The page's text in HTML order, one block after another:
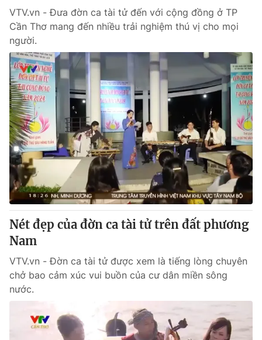
Liên hệ tòa soạn English
THỜI BÁO VTV
Theo dõi báo trên
Cơ quan chủ quản: Đài Truyền hình Việt Nam
Cơ quan báo chí:Thời báo VTV
Giấy phép hoạt động báo in và báo điện tử số 483/GP-BTTTT
cấp ngày 29/12/2023
Tổng Biên tập:Vũ Thanh Thủy
Phó Tổng Biên tập:Nguyễn Thị Mỹ Hạnh, Phạm Quốc Thắng,
Nguyễn Trọng Ninh
Tổng đài VTV:
024.38 355 931 - 024.38 355 932
Ðiện thoại Thời báo VTV: 024.66 897 897
Email:
Liên hệ quảng cáo:
024-7300.7108
VTV.vn - Đưa đờn ca tài tử đến với cộng đồng ở TP
Cần Thơ mang đến nhiều trải nghiệm thú vị cho mọi
người.
Nét đẹp của đờn ca tài tử trên đất phương
Nam
VTV.vn - Đờn ca tài tử được xem là tiếng lòng chuyên
chở bao cảm xúc vui buồn của cư dân miền sông
nước.